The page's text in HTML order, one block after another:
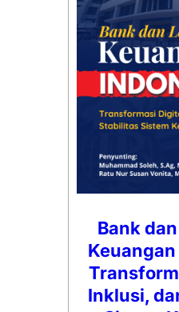
Bank
Inklusi,